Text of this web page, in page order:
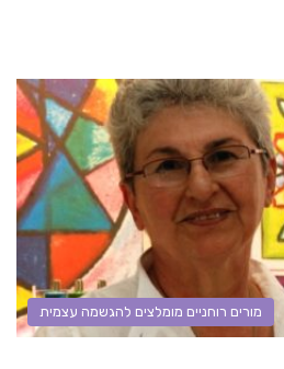
מורים רוחניים מומלצים להגשמה עצמית